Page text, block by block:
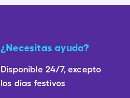
¿Necesitas ayuda?
Disponible 24/7, excepto
los dias festivos